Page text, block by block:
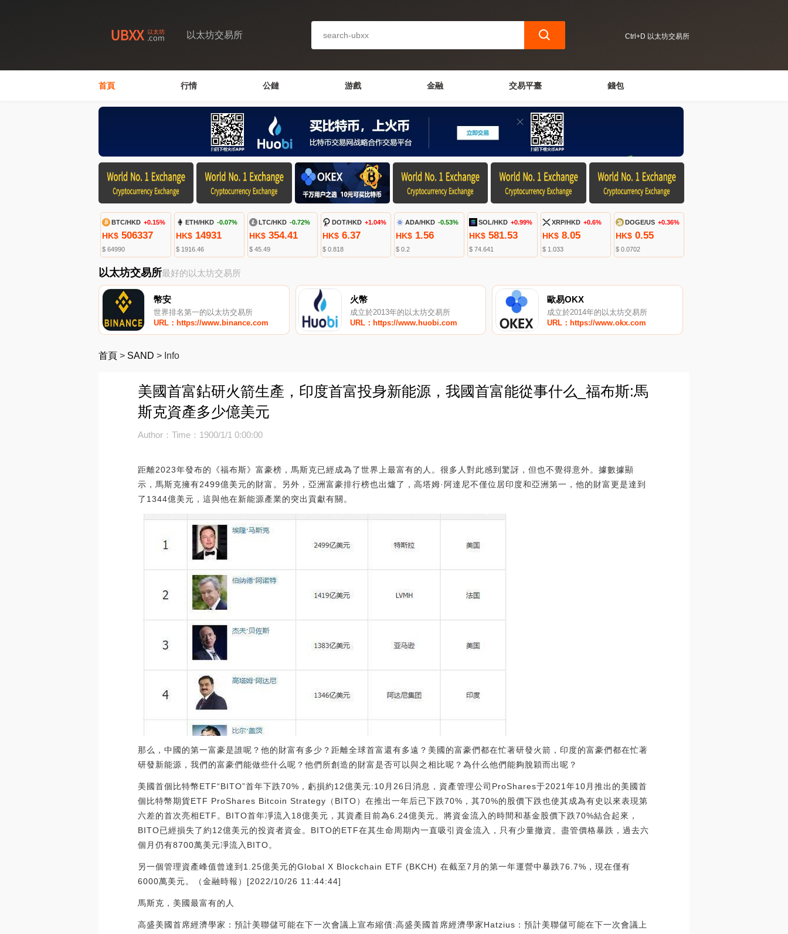
以太坊交易所 Ctrl+D 以太坊交易所
首頁 行情 公鏈 游戲 金融 交易平臺 錢包
BTC/HKD +0.15%
HK$ 506337
$ 64990
ETH/HKD -0.07%
HK$14931
$ 1916.46
LTC/HKD -0.72%
HK$354.41
$ 45.49
DOT/HKD +1.04%
HK$6.37
$ 0.818
ADA/HKD -0.53%
HK$1.56
$ 0.2
SOL/HKD +0.99%
HK$ 581.53
$ 74.641
XRP/HKD +0.6%
HK$ 8.05
$ 1.033
DOGE/US +0.36%
HK$ 0.55
$ 0.0702
以太坊交易所最好的以太坊交易所
幣安
世界排名第一的以太坊交易所
URL：https://www.binance.com
火幣
成立於2013年的以太坊交易所
URL：https://www.huobi.com
歐易OKX
成立於2014年的以太坊交易所
URL：https://www.okx.com
首頁 > SAND > Info
美國首富鉆研火箭生產，印度首富投身新能源，我國首富能從事什么_福布斯:馬
斯克資產多少億美元
Author：Time：1900/1/1 0:00:00
距離2023年發布的《福布斯》富豪榜，馬斯克已經成為了世界上最富有的人。很多人對此感到驚訝，但也不覺得意外。據數據顯
示，馬斯克擁有2499億美元的財富。另外，亞洲富豪排行榜也出爐了，高塔姆·阿達尼不僅位居印度和亞洲第一，他的財富更是達到
了1344億美元，這與他在新能源產業的突出貢獻有關。
那么，中國的第一富豪是誰呢？他的財富有多少？距離全球首富還有多遠？美國的富豪們都在忙著研發火箭，印度的富豪們都在忙著
研發新能源，我們的富豪們能做些什么呢？他們所創造的財富是否可以與之相比呢？為什么他們能夠脫穎而出呢？
美國首個比特幣ETF“BITO”首年下跌70%，虧損約12億美元:10月26日消息，資產管理公司ProShares于2021年10月推出的美國首
個比特幣期貨ETF ProShares Bitcoin Strategy（BITO）在推出一年后已下跌70%，其70%的股價下跌也使其成為有史以來表現第
六差的首次亮相ETF。BITO首年凈流入18億美元，其資產目前為6.24億美元。將資金流入的時間和基金股價下跌70%結合起來，
BITO已經損失了約12億美元的投資者資金。BITO的ETF在其生命周期內一直吸引資金流入，只有少量撤資。盡管價格暴跌，過去六
個月仍有8700萬美元凈流入BITO。
另一個管理資產峰值曾達到1.25億美元的Global X Blockchain ETF (BKCH) 在截至7月的第一年運營中暴跌76.7%，現在僅有
6000萬美元。（金融時報）[2022/10/26 11:44:44]
馬斯克，美國最富有的人
高盛美國首席經濟學家：預計美聯儲可能在下一次會議上宣布縮債:高盛美國首席經濟學家Hatzius：預計美聯儲可能在下一次會議上